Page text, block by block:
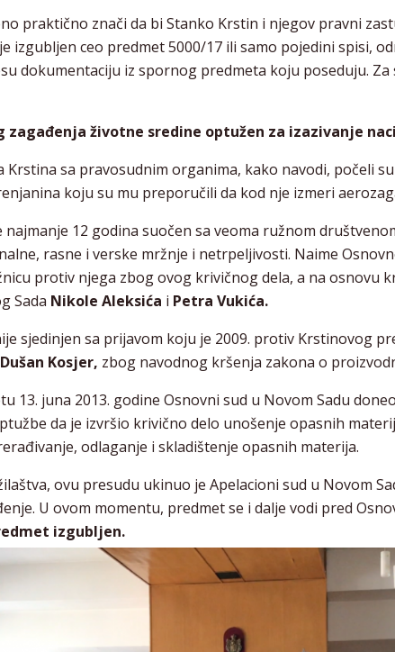
praktično znači da bi Stanko Krstin i njegov pravni
izgubljen ceo predmet 5000/17 ili samo pojedini spisi,
dokumentaciju iz spornog predmeta koju poseduju. Za
zagađenja životne sredine optužen za izazivanje
Krstina sa pravosudnim organima, kako navodi, počeli
koju su mu preporučili da kod nje izmeri
najmanje 12 godina suočen sa veoma ružnom
rasne i verske mržnje i netrpeljivosti. Naime
protiv njega zbog ovog krivičnog dela, a na osnovu
Sada Nikole Aleksića i Petra Vukića.
sjedinjen sa prijavom koju je 2009. protiv Krstinovog
Dušan Kosjer, zbog navodnog kršenja zakona o
13. juna 2013. godine Osnovni sud u Novom Sadu
da je izvršio krivično delo unošenje opasnih
odlaganje i skladištenje opasnih materija.
ovu presudu ukinuo je Apelacioni sud u Novom
U ovom momentu, predmet se i dalje vodi pred
izgubljen.